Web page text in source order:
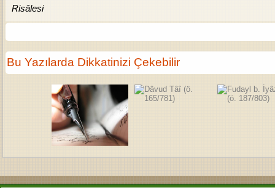
Risâlesi
Bu Yazılarda Dikkatinizi Çekebilir